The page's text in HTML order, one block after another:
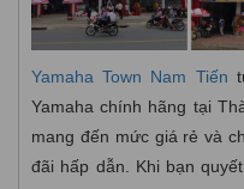
Yamaha Town Nam Tiến
Yamaha chính hãng tại
mang đến mức giá rẻ và
đãi hấp dẫn. Khi bạn